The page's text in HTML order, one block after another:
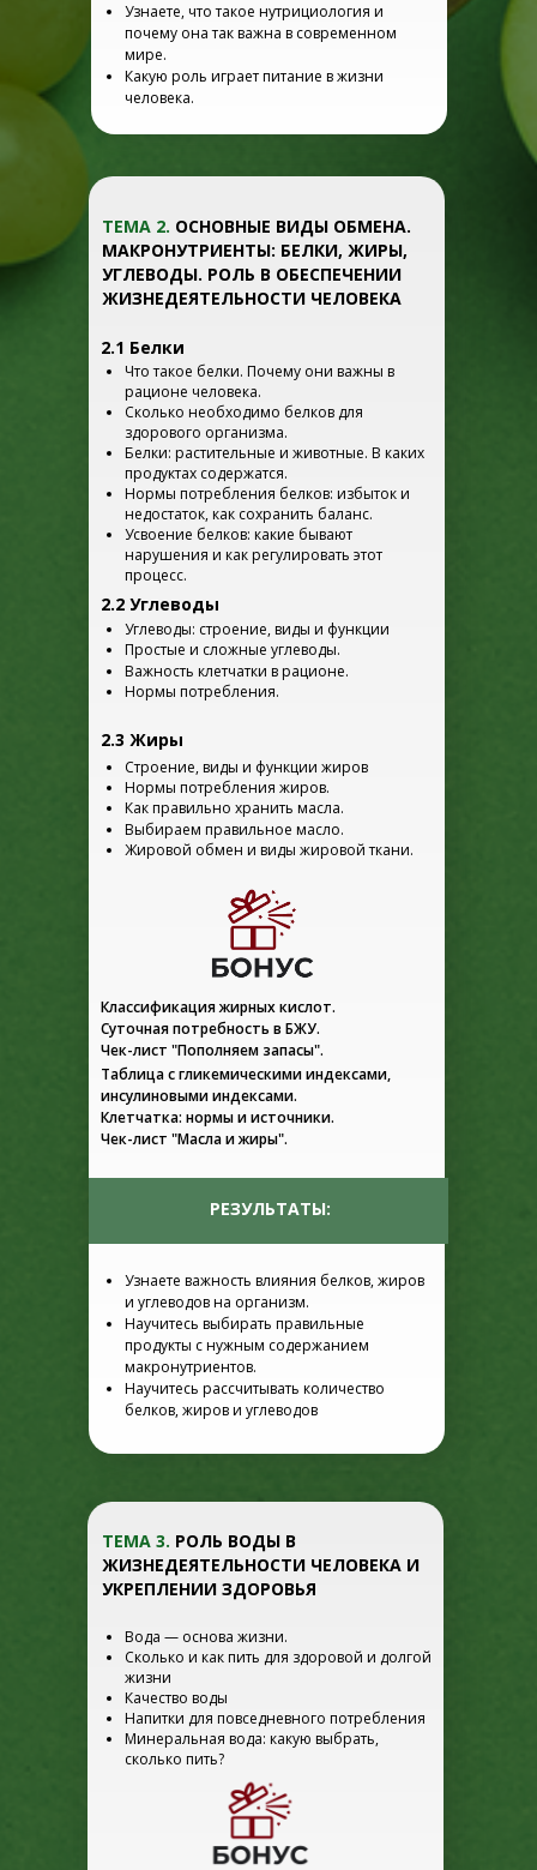
ТЕМА 3. РОЛЬ ВОДЫ В
ЖИЗНЕДЕЯТЕЛЬНОСТИ ЧЕЛОВЕКА И
УКРЕПЛЕНИИ ЗДОРОВЬЯ
Что такое белки. Почему они важны в
рационе человека.
Сколько необходимо белков для
здорового организма.
Белки: растительные и животные. В каких
продуктах содержатся.
Нормы потребления белков: избыток и
недостаток, как сохранить баланс.
Усвоение белков: какие бывают
нарушения и как регулировать этот
процесс.
ТЕМА 2. ОСНОВНЫЕ ВИДЫ ОБМЕНА.
МАКРОНУТРИЕНТЫ: БЕЛКИ, ЖИРЫ,
УГЛЕВОДЫ. РОЛЬ В ОБЕСПЕЧЕНИИ
ЖИЗНЕДЕЯТЕЛЬНОСТИ ЧЕЛОВЕКА
Вода — основа жизни.
Сколько и как пить для здоровой и долгой
жизни
Качество воды
Напитки для повседневного потребления
Минеральная вода: какую выбрать,
сколько пить?
Классификация жирных кислот.
Суточная потребность в БЖУ.
Чек-лист "Пополняем запасы".
2.1 Белки
Углеводы: строение, виды и функции
Простые и сложные углеводы.
2.2 Углеводы
Строение, виды и функции жиров
Нормы потребления жиров.
Как правильно хранить масла.
2.3 Жиры
РЕЗУЛЬТАТЫ:
Узнаете, что такое нутрициология и
почему она так важна в современном
мире.
Какую роль играет питание в жизни
человека.
Узнаете важность влияния белков, жиров
и углеводов на организм.
Научитесь выбирать правильные
продукты с нужным содержанием
макронутриентов.
Научитесь рассчитывать количество
белков, жиров и углеводов
Таблица с гликемическими индексами,
инсулиновыми индексами.
Клетчатка: нормы и источники.
Чек-лист "Масла и жиры".
Выбираем правильное масло.
Жировой обмен и виды жировой ткани.
Важность клетчатки в рационе.
Нормы потребления.